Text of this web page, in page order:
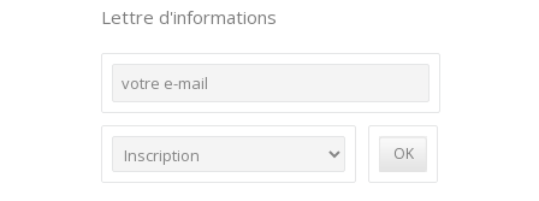
Lettre d'informations